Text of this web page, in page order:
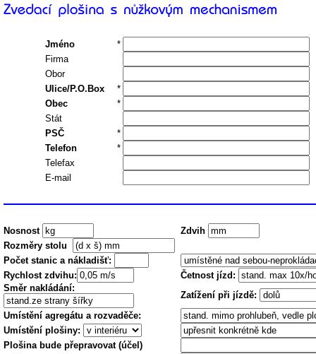
Jméno
*
Firma
Obor
Ulice/P.O.Box
*
Obec
*
Stát
PSČ
*
Telefon
*
Telefax
E-mail
Nosnost
Zdvih
Rozměry stolu
Počet stanic a nákladišť:
Rychlost zdvihu:
Četnost jízd:
Směr nakládání:
Zatížení při jízdě:
Umístění agregátu a rozvaděče:
Umístění plošiny:
Plošina bude přepravovat (účel)